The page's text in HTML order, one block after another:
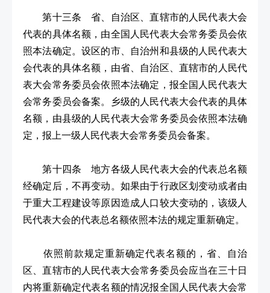
第十三条 省、自治区、直辖市的人民代表大会
代表的具体名额，由全国人民代表大会常务委员会依
照本法确定。设区的市、自治州和县级的人民代表大
会代表的具体名额，由省、自治区、直辖市的人民代
表大会常务委员会依照本法确定，报全国人民代表大
会常务委员会备案。乡级的人民代表大会代表的具体
名额，由县级的人民代表大会常务委员会依照本法确
定，报上一级人民代表大会常务委员会备案。
第十四条 地方各级人民代表大会的代表总名额
经确定后，不再变动。如果由于行政区划变动或者由
于重大工程建设等原因造成人口较大变动的，该级人
民代表大会的代表总名额依照本法的规定重新确定。
依照前款规定重新确定代表名额的，省、自治
区、直辖市的人民代表大会常务委员会应当在三十日
内将重新确定代表名额的情况报全国人民代表大会常